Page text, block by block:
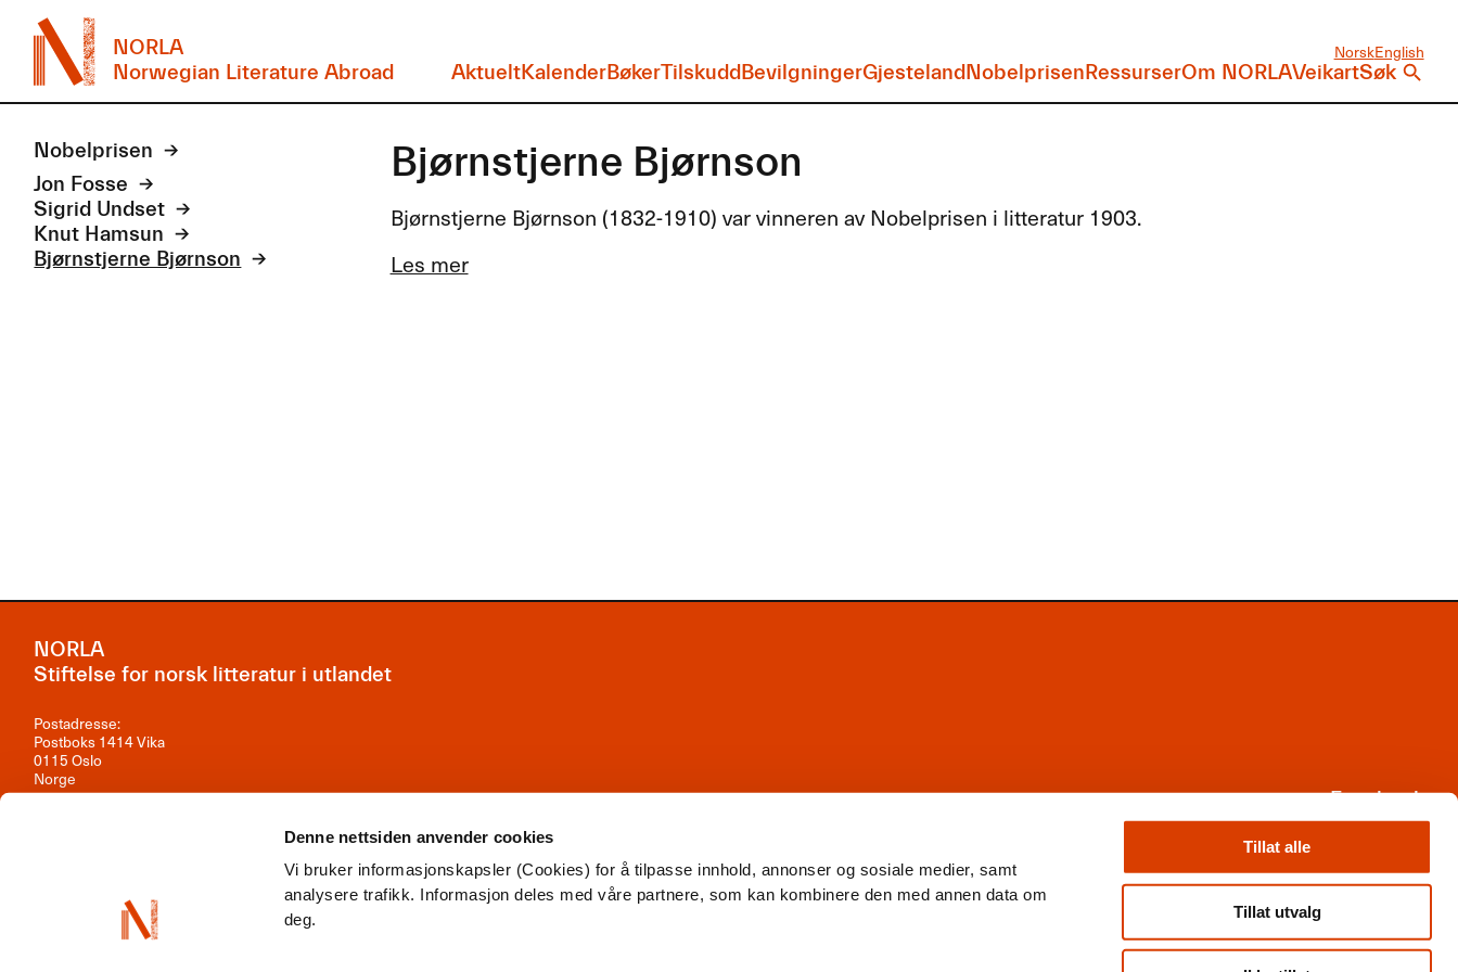
Denne nettsiden anvender cookies
Vi bruker informasjonskapsler (Cookies) for å tilpasse innhold, annonser og sosiale medier, samt
analysere trafikk. Informasjon deles med våre partnere, som kan kombinere den med annen data om
deg.
Tillat alle
Tillat utvalg
NORLA
Norwegian Literature Abroad
NorskEnglish
AktueltKalenderBøkerTilskuddBevilgningerGjestelandNobelprisenRessurserOm NORLAVeikartSøk
Nobelprisen
Jon Fosse
Sigrid Undset
Knut Hamsun
Bjørnstjerne Bjørnson
Bjørnstjerne Bjørnson
Bjørnstjerne Bjørnson (1832-1910) var vinneren av Nobelprisen i litteratur 1903.
Les mer
NORLA
Stiftelse for norsk litteratur i utlandet
Postadresse:
Postboks 1414 Vika
0115 Oslo
Norge
Org.nr: 981 242 297
Facebook
Instagram
Nyhetsbrev